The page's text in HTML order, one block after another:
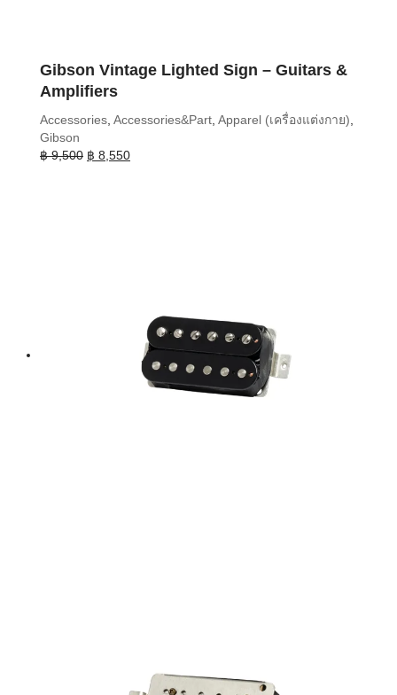
Gibson Vintage Lighted Sign – Guitars &
Amplifiers
Accessories, Accessories&Part, Apparel (เครื่องแต่งกาย),
Gibson
฿9,500 Original
฿ 8,550Current